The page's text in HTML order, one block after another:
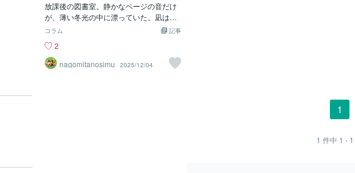
放課後の図書室。静かなページの音だけ
が、薄い冬光の中に漂っていた。凪は本
を開いたまま、視線を下げていた。読み
ていない。（……今日、悠真、気づいて
たな）数学の時間。凪が一瞬、肩を強く
震わせたこと。クラスメイトが後ろで大
記事
コラム
2
nagomitanosimu
2025/12/04
1
1 件中 1 - 1